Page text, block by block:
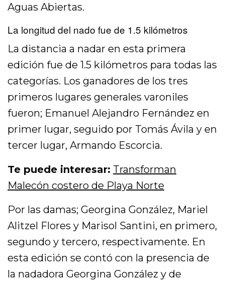
Aguas Abiertas.
La longitud del nado fue de 1.5 kilómetros
La distancia a nadar en esta primera
edición fue de 1.5 kilómetros para todas las
categorías. Los ganadores de los tres
primeros lugares generales varoniles
fueron; Emanuel Alejandro Fernández en
primer lugar, seguido por Tomás Ávila y en
tercer lugar, Armando Escorcia.
Te puede interesar: Transforman
Malecón costero de Playa Norte
Por las damas; Georgina González, Mariel
Alitzel Flores y Marisol Santini, en primero,
segundo y tercero, respectivamente. En
esta edición se contó con la presencia de
la nadadora Georgina González y de